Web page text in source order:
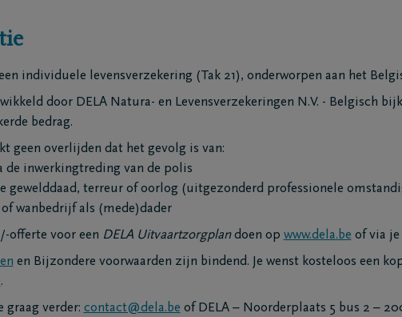
hoofdkantoren
begrafenisondernemers
crematoria
Maak een afspraak
Ik heb een mening
individuele levensverzekering (Tak 21), onderworpen aan het
door DELA Natura- en Levensverzekeringen N.V. - Belgisch
bedrag.
geen overlijden dat het gevolg is van:
de inwerkingtreding van de polis
gewelddaad, terreur of oorlog (uitgezonderd professionele
wanbedrijf als (mede)dader
offerte voor een DELA Uitvaartzorgplandoen op www.dela.be of via je
en Bijzondere voorwaarden zijn bindend. Je wenst kosteloos een
.
graag verder: contact@dela.be of DELA – Noorderplaats 5 bus 2 –